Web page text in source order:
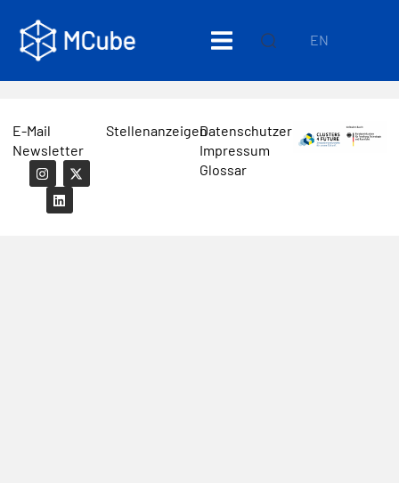
EN
E-Mail
Newsletter
StellenanzeigenDatenschutzerklärung
Impressum
Glossar